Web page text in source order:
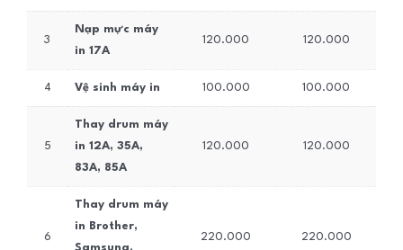
3
Nạp mực máy
in 17A
120.000 120.000
4 Vệ sinh máy in 100.000 100.000
5
Thay drum máy
in 12A, 35A,
83A, 85A
120.000 120.000
6
Thay drum máy
in Brother,
220.000 220.000